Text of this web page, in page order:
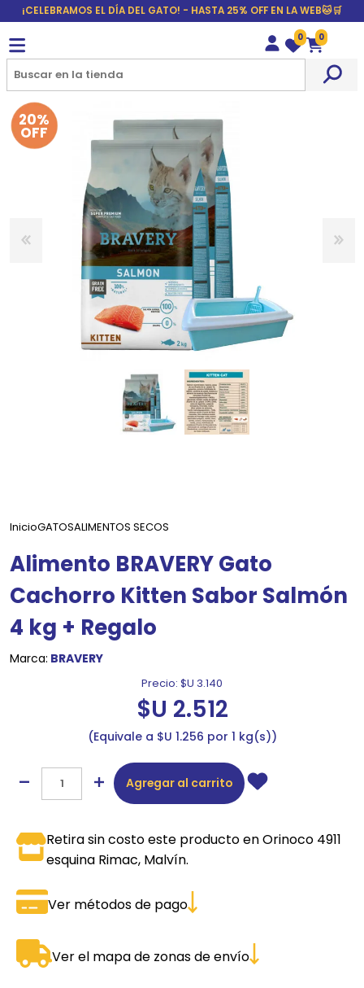
¡CELEBRAMOS EL DÍA DEL GATO! - HASTA 25% OFF EN LA WEB🐱🛒
Wishlist
0
Carrito
0
20%
OFF
InicioGATOSALIMENTOS SECOS
Alimento BRAVERY Gato
Cachorro Kitten Sabor Salmón
4 kg + Regalo
Marca: BRAVERY
Precio: $U 3.140
$U 2.512
Equivale a $U 1.256 por 1 kg(s)
Agregar al carrito
Retira sin costo este producto en Orinoco 4911
esquina Rimac, Malvín.
Ver métodos de pago
Ver el mapa de zonas de envío